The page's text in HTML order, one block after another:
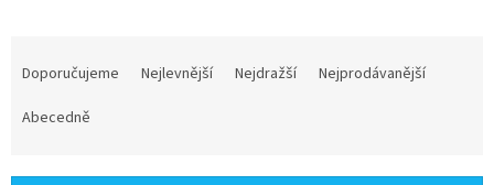
Doporučujeme Nejlevnější Nejdražší
Nejprodávanější
Abecedně